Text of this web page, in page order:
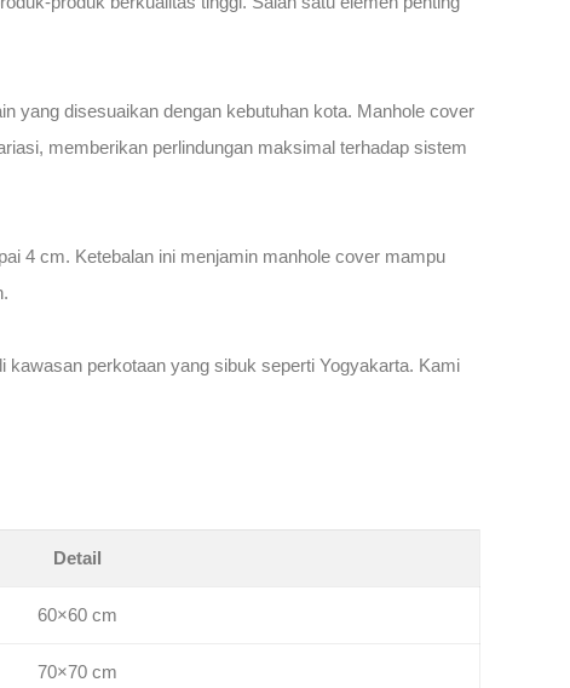
yang disesuaikan dengan kebutuhan kota. Manhole cover
memberikan perlindungan maksimal terhadap sistem
4 cm. Ketebalan ini menjamin manhole cover mampu
perkotaan yang sibuk seperti Yogyakarta. Kami
Detail
60×60 cm
70×70 cm